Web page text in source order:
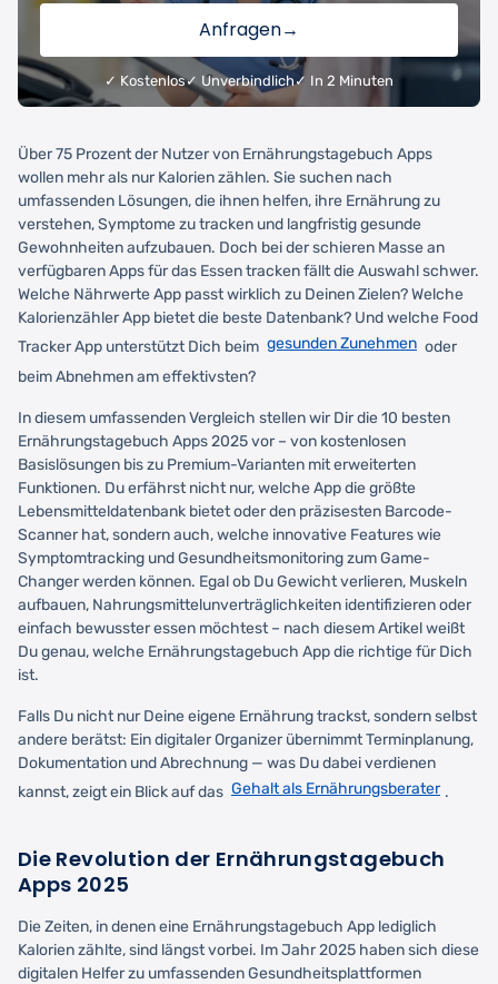
Anfragen→
✓ Kostenlos✓ Unverbindlich✓ In 2 Minuten
Über 75 Prozent der Nutzer von Ernährungstagebuch Apps
wollen mehr als nur Kalorien zählen. Sie suchen nach
umfassenden Lösungen, die ihnen helfen, ihre Ernährung zu
verstehen, Symptome zu tracken und langfristig gesunde
Gewohnheiten aufzubauen. Doch bei der schieren Masse an
verfügbaren Apps für das Essen tracken fällt die Auswahl schwer.
Welche Nährwerte App passt wirklich zu Deinen Zielen? Welche
Kalorienzähler App bietet die beste Datenbank? Und welche Food
Tracker App unterstützt Dich beim gesunden Zunehmen oder
beim Abnehmen am effektivsten?
In diesem umfassenden Vergleich stellen wir Dir die 10 besten
Ernährungstagebuch Apps 2025 vor – von kostenlosen
Basislösungen bis zu Premium-Varianten mit erweiterten
Funktionen. Du erfährst nicht nur, welche App die größte
Lebensmitteldatenbank bietet oder den präzisesten Barcode-
Scanner hat, sondern auch, welche innovative Features wie
Symptomtracking und Gesundheitsmonitoring zum Game-
Changer werden können. Egal ob Du Gewicht verlieren, Muskeln
aufbauen, Nahrungsmittelunverträglichkeiten identifizieren oder
einfach bewusster essen möchtest – nach diesem Artikel weißt
Du genau, welche Ernährungstagebuch App die richtige für Dich
ist.
Falls Du nicht nur Deine eigene Ernährung trackst, sondern selbst
andere berätst: Ein digitaler Organizer übernimmt Terminplanung,
Dokumentation und Abrechnung — was Du dabei verdienen
kannst, zeigt ein Blick auf das Gehalt als Ernährungsberater .
Die Revolution der Ernährungstagebuch
Apps 2025
Die Zeiten, in denen eine Ernährungstagebuch App lediglich
Kalorien zählte, sind längst vorbei. Im Jahr 2025 haben sich diese
digitalen Helfer zu umfassenden Gesundheitsplattformen